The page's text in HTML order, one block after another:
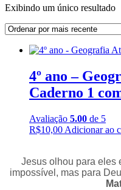
Exibindo um único resultado
4º ano –
Caderno 1
Avaliação 5.00 de 5
R$10,00 Adicionar ao
Jesus olhou para eles
impossível, mas para